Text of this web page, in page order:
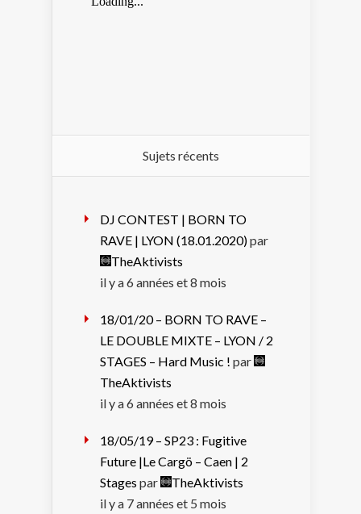
Sujets récents
DJ CONTEST | BORN TO
RAVE | LYON (18.01.2020)par
TheAktivists
il y a 6 années et 8 mois
18/01/20 – BORN TO RAVE –
LE DOUBLE MIXTE – LYON / 2
STAGES – Hard Music ! par
TheAktivists
il y a 6 années et 8 mois
18/05/19 – SP23 : Fugitive
Future |Le Cargö – Caen | 2
Stages par
TheAktivists
il y a 7 années et 5 mois